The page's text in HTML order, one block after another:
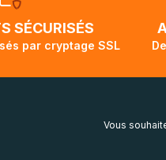
commande ne soit pas
terre.
SÉCURISÉS
par cryptage SSL
Vous